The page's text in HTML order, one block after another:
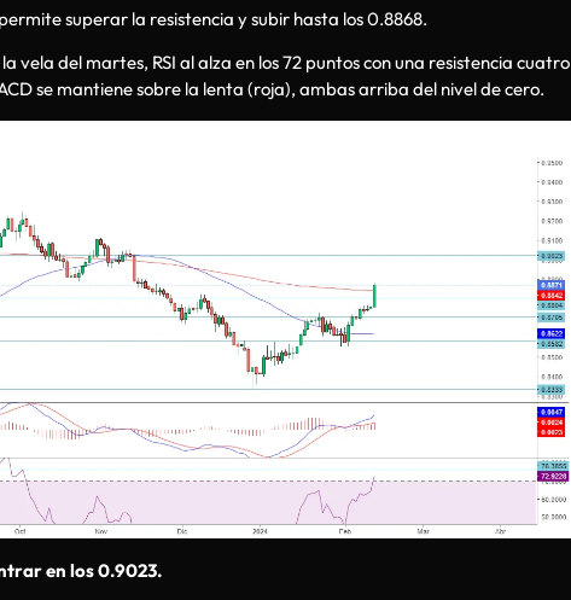
superar la resistencia y subir hasta los 0.8868.
vela del martes, RSI al alza en los 72 puntos con una resistencia cuatro
se mantiene sobre la lenta (roja), ambas arriba del nivel de cero.
en los 0.9023.